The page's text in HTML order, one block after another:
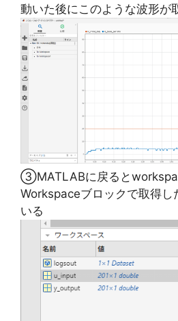
動いた後にこのような波形が
③MATLABに戻ると
Workspaceブロックで取得し
いる